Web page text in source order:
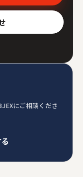
にご相談くださ